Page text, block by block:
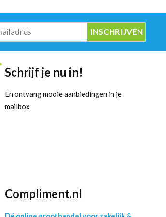
Schrijf je nu in!
En ontvang mooie aanbiedingen in je
mailbox
Compliment.nl